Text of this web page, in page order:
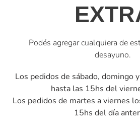
C
o
l
e
c
Podés agregar cualquiera de
desayuno.
Los pedidos de sábado, domingo
hasta las 15hs del
Los pedidos de martes a viernes
15hs del día